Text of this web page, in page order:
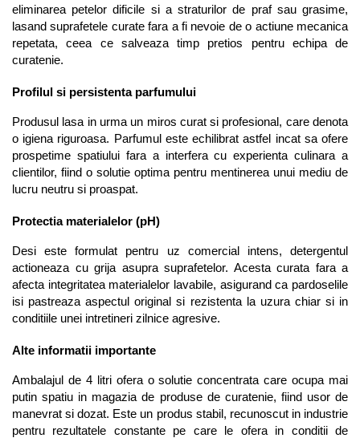
eliminarea petelor dificile si a straturilor de praf sau grasime,
lasand suprafetele curate fara a fi nevoie de o actiune mecanica
repetata, ceea ce salveaza timp pretios pentru echipa de
curatenie.
Profilul si persistenta parfumului
Produsul lasa in urma un miros curat si profesional, care denota
o igiena riguroasa. Parfumul este echilibrat astfel incat sa ofere
prospetime spatiului fara a interfera cu experienta culinara a
clientilor, fiind o solutie optima pentru mentinerea unui mediu de
lucru neutru si proaspat.
Protectia materialelor (pH)
Desi este formulat pentru uz comercial intens, detergentul
actioneaza cu grija asupra suprafetelor. Acesta curata fara a
afecta integritatea materialelor lavabile, asigurand ca pardoselile
isi pastreaza aspectul original si rezistenta la uzura chiar si in
conditiile unei intretineri zilnice agresive.
Alte informatii importante
Ambalajul de 4 litri ofera o solutie concentrata care ocupa mai
putin spatiu in magazia de produse de curatenie, fiind usor de
manevrat si dozat. Este un produs stabil, recunoscut in industrie
pentru rezultatele constante pe care le ofera in conditii de